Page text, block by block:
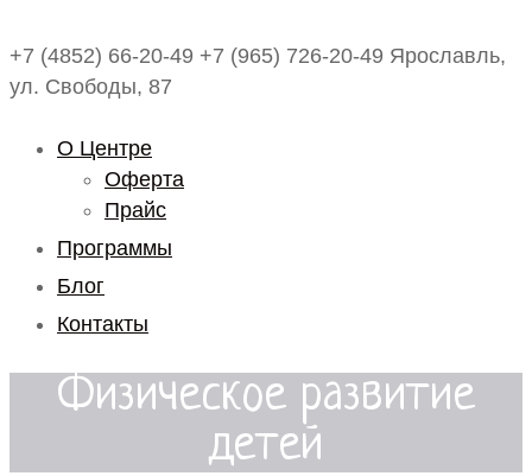
+7 (4852) 66-20-49 +7 (965) 726-20-49 Ярославль,
ул. Свободы, 87
О Центре
Оферта
Прайс
Программы
Блог
Контакты
Физическое развитие
детей